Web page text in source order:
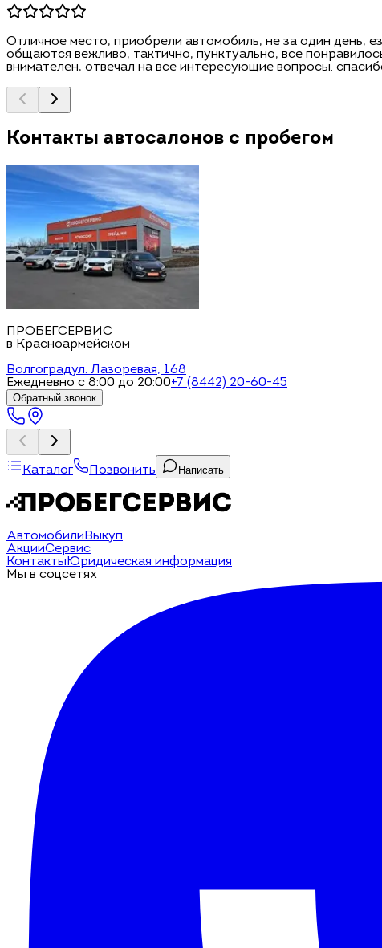
Отличное место, приобрели автомобиль, не за один день,
общаются вежливо, тактично, пунктуально, все
внимателен, отвечал на все интересующие вопросы.
Контакты автосалонов с пробегом
ПРОБЕГСЕРВИС
в Красноармейском
Волгоградул. Лазоревая, 168
Ежедневно с 8:00 до 20:00+7 (8442) 20-60-45
Обратный звонок
Каталог Позвонить Написать
Автомобили Выкуп
АкцииСервис
Контакты Юридическая информация
Мы в соцсетях